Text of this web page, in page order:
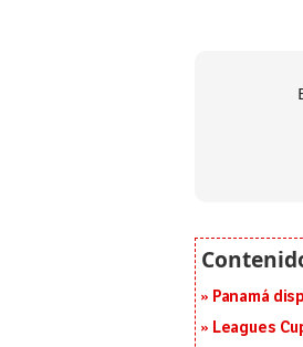
Panamá
Leagues